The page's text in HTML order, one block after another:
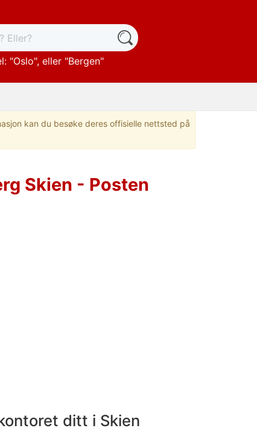
"Oslo", eller "Bergen"
kan du besøke deres offisielle nettsted på
Skien - Posten
ditt i Skien